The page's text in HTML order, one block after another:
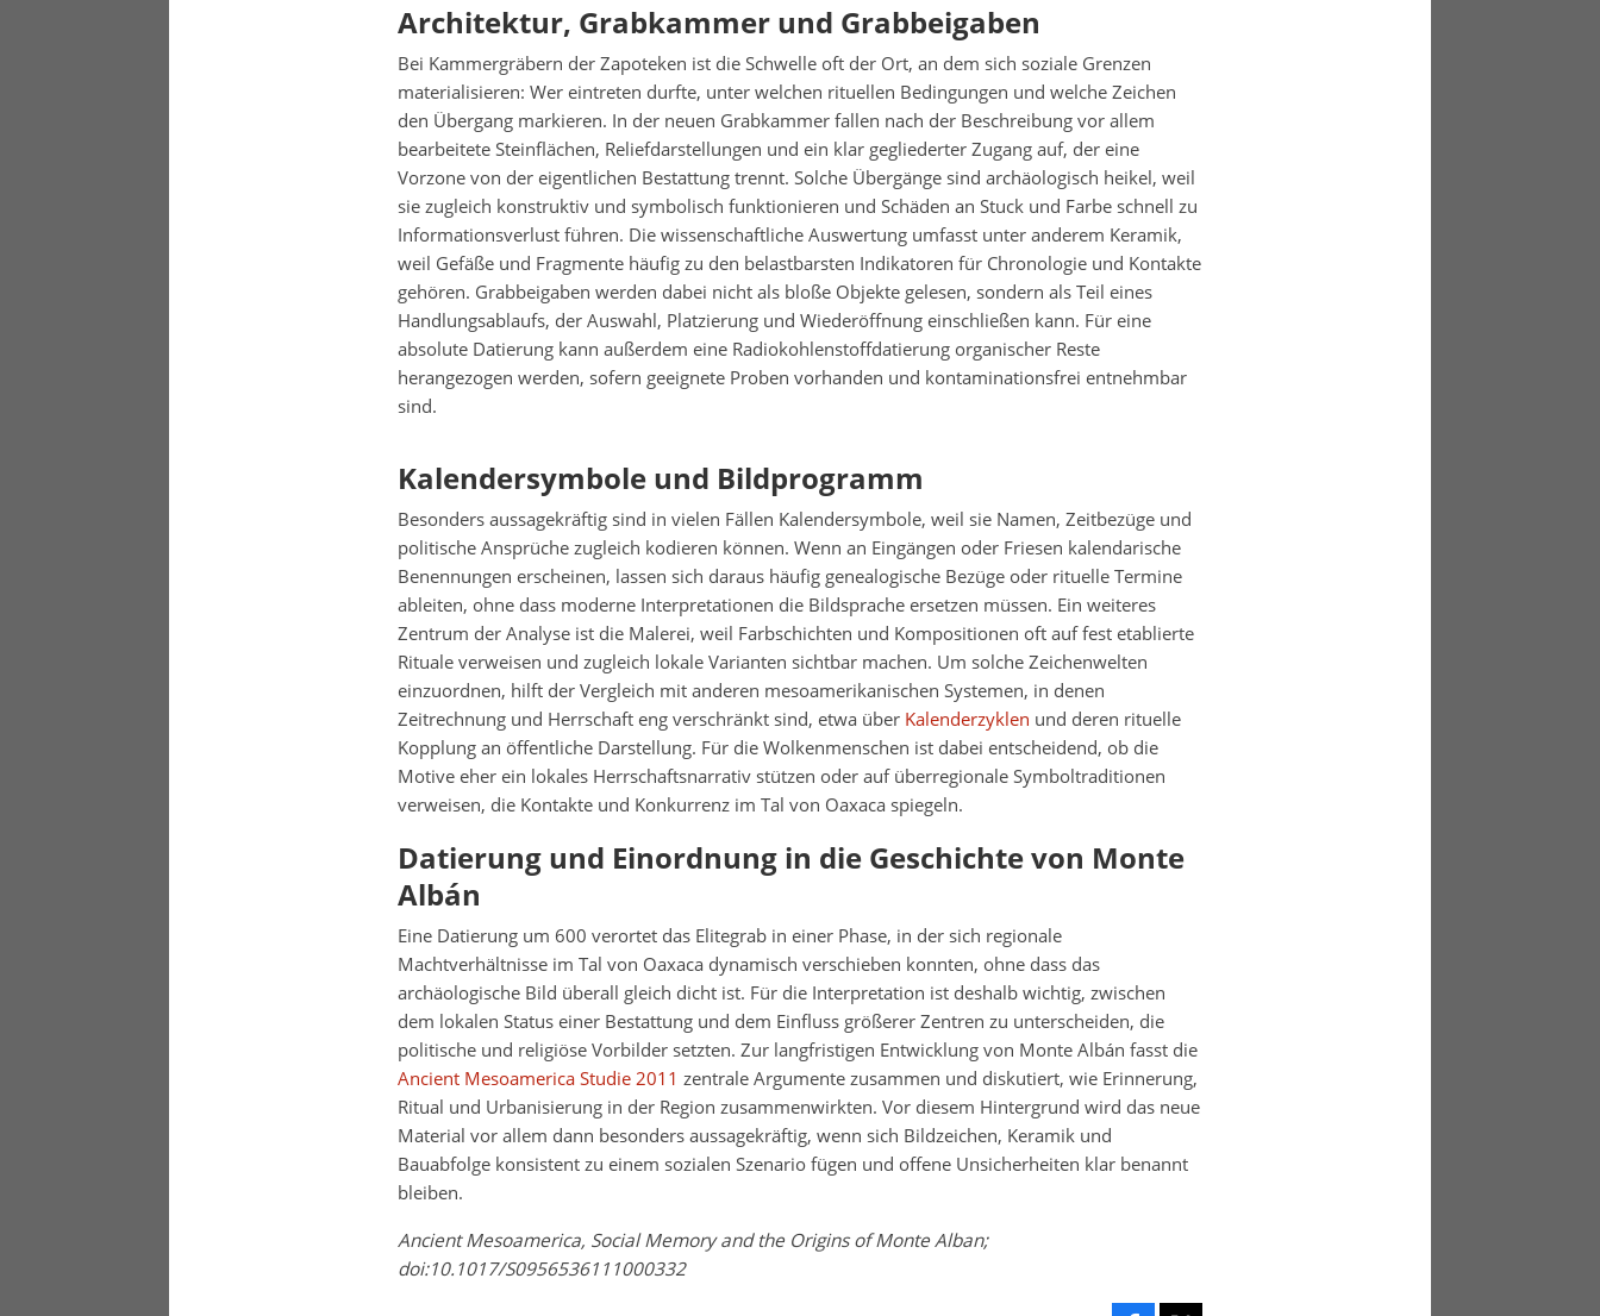
Architektur, Grabkammer und Grabbeigaben
Bei Kammergräbern der Zapoteken ist die Schwelle oft der Ort, an dem sich soziale Grenzen
materialisieren: Wer eintreten durfte, unter welchen rituellen Bedingungen und welche Zeichen
den Übergang markieren. In der neuen Grabkammer fallen nach der Beschreibung vor allem
bearbeitete Steinflächen, Reliefdarstellungen und ein klar gegliederter Zugang auf, der eine
Vorzone von der eigentlichen Bestattung trennt. Solche Übergänge sind archäologisch heikel, weil
sie zugleich konstruktiv und symbolisch funktionieren und Schäden an Stuck und Farbe schnell zu
Informationsverlust führen. Die wissenschaftliche Auswertung umfasst unter anderem Keramik,
weil Gefäße und Fragmente häufig zu den belastbarsten Indikatoren für Chronologie und Kontakte
gehören. Grabbeigaben werden dabei nicht als bloße Objekte gelesen, sondern als Teil eines
Handlungsablaufs, der Auswahl, Platzierung und Wiederöffnung einschließen kann. Für eine
absolute Datierung kann außerdem eine Radiokohlenstoffdatierung organischer Reste
herangezogen werden, sofern geeignete Proben vorhanden und kontaminationsfrei entnehmbar
sind.
Kalendersymbole und Bildprogramm
Besonders aussagekräftig sind in vielen Fällen Kalendersymbole, weil sie Namen, Zeitbezüge und
politische Ansprüche zugleich kodieren können. Wenn an Eingängen oder Friesen kalendarische
Benennungen erscheinen, lassen sich daraus häufig genealogische Bezüge oder rituelle Termine
ableiten, ohne dass moderne Interpretationen die Bildsprache ersetzen müssen. Ein weiteres
Zentrum der Analyse ist die Malerei, weil Farbschichten und Kompositionen oft auf fest etablierte
Rituale verweisen und zugleich lokale Varianten sichtbar machen. Um solche Zeichenwelten
einzuordnen, hilft der Vergleich mit anderen mesoamerikanischen Systemen, in denen
Zeitrechnung und Herrschaft eng verschränkt sind, etwa über Kalenderzyklen und deren rituelle
Kopplung an öffentliche Darstellung. Für die Wolkenmenschen ist dabei entscheidend, ob die
Motive eher ein lokales Herrschaftsnarrativ stützen oder auf überregionale Symboltraditionen
verweisen, die Kontakte und Konkurrenz im Tal von Oaxaca spiegeln.
Datierung und Einordnung in die Geschichte von Monte
Albán
Eine Datierung um 600 verortet das Elitegrab in einer Phase, in der sich regionale
Machtverhältnisse im Tal von Oaxaca dynamisch verschieben konnten, ohne dass das
archäologische Bild überall gleich dicht ist. Für die Interpretation ist deshalb wichtig, zwischen
dem lokalen Status einer Bestattung und dem Einfluss größerer Zentren zu unterscheiden, die
politische und religiöse Vorbilder setzten. Zur langfristigen Entwicklung von Monte Albán fasst die
Ancient Mesoamerica Studie 2011 zentrale Argumente zusammen und diskutiert, wie Erinnerung,
Ritual und Urbanisierung in der Region zusammenwirkten. Vor diesem Hintergrund wird das neue
Material vor allem dann besonders aussagekräftig, wenn sich Bildzeichen, Keramik und
Bauabfolge konsistent zu einem sozialen Szenario fügen und offene Unsicherheiten klar benannt
bleiben.
Ancient Mesoamerica, Social Memory and the Origins of Monte Alban;
doi:10.1017/S0956536111000332